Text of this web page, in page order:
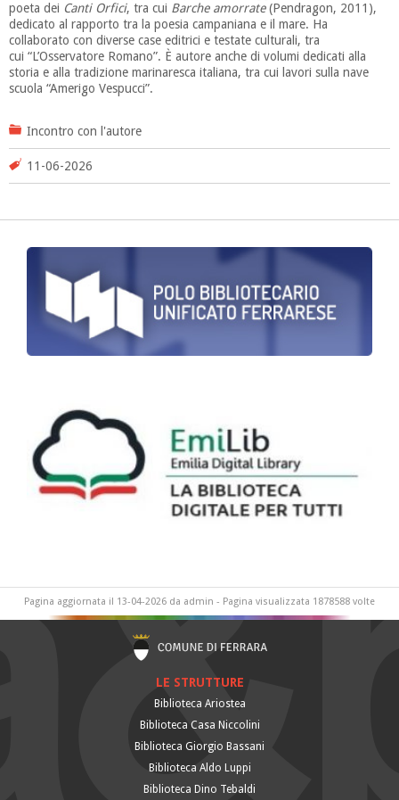
poeta dei Canti Orfici, tra cui Barche amorrate(Pendragon, 2011),
dedicato al rapporto tra la poesia campaniana e il mare. Ha
collaborato con diverse case editrici e testate culturali, tra
cui “L’Osservatore Romano”. È autore anche di volumi dedicati alla
storia e alla tradizione marinaresca italiana, tra cui lavori sulla nave
scuola “Amerigo Vespucci”.
Incontro con l'autore
11-06-2026
Pagina aggiornata il 13-04-2026 da admin - Pagina visualizzata 1878588 volte
LE STRUTTURE
Biblioteca Ariostea
Biblioteca Casa Niccolini
Biblioteca Giorgio Bassani
Biblioteca Aldo Luppi
Biblioteca Dino Tebaldi